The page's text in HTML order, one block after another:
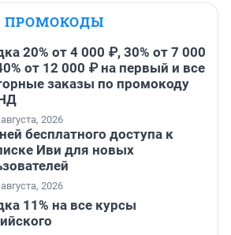
ПРОМОКОДЫ
20% от 4 000 ₽, 30% от 7 000
от 12 000 ₽ на первый и все
заказы по промокоду
2026
бесплатного доступа к
Иви для новых
2026
11% на все курсы